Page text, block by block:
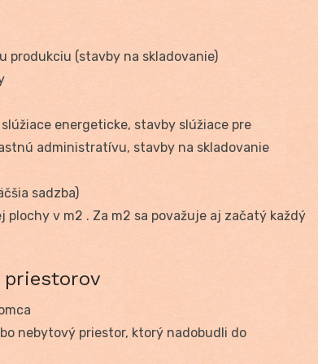
produkciu (stavby na skladovanie)
energeticke, stavby slúžiace pre
administratívu, stavby na skladovanie
sadzba)
plochy v m2 . Za m2 sa považuje aj začatý každý
priestorov
nebytový priestor, ktorý nadobudli do